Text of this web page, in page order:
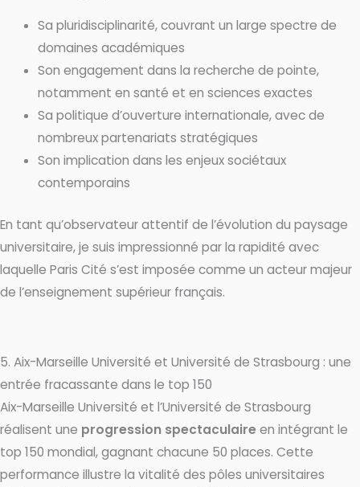
Sa pluridisciplinarité, couvrant un large spectre de
domaines académiques
Son engagement dans la recherche de pointe,
notamment en santé et en sciences exactes
Sa politique d’ouverture internationale, avec de
nombreux partenariats stratégiques
Son implication dans les enjeux sociétaux
contemporains
En tant qu’observateur attentif de l’évolution du paysage
universitaire, je suis impressionné par la rapidité avec
laquelle Paris Cité s’est imposée comme un acteur majeur
de l’enseignement supérieur français.
5. Aix-Marseille Université et Université de Strasbourg : une
entrée fracassante dans le top 150
Aix-Marseille Université et l’Université de Strasbourg
réalisent une progression spectaculaire en intégrant le
top 150 mondial, gagnant chacune 50 places. Cette
performance illustre la vitalité des pôles universitaires